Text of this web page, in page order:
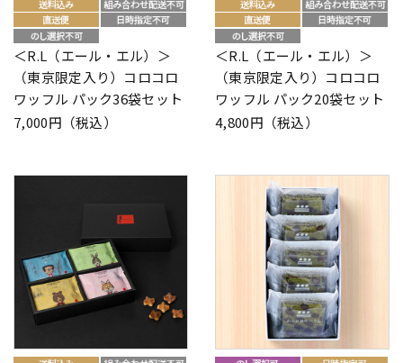
＜R.L（エール・エル）＞
（東京限定入り）コロコロ
ワッフル パック36袋セット
7,000円（税込）
＜R.L（エール・エル）＞
（東京限定入り）コロコロ
ワッフル パック20袋セット
4,800円（税込）